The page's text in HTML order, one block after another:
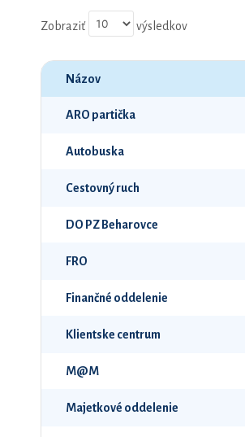
Zobraziť výsledkov
Názov
ARO partička
Autobuska
Cestovný ruch
DO PZ Beharovce
FRO
Finančné oddelenie
Klientske centrum
M@M
Majetkové oddelenie